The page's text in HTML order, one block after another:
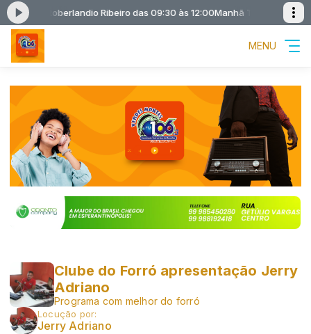
com Roberlandio Ribeiro das 09:30 às 12:00Manhã Total
MENU
Clube do Forró apresentação Jerry
Adriano
Programa com melhor do forró
Locução por:
Jerry Adriano